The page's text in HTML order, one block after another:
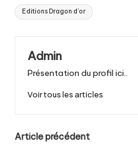
Tags:
Editions Dragon d’or
Admin
Présentation du profil ici..
Voir tous les articles
Post
Article précédent